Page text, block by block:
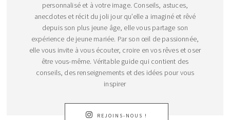
personnalisé et à votre image. Conseils, astuces,
anecdotes et récit du joli jour qu’elle a imaginé et rêvé
depuis son plus jeune âge, elle vous partage son
expérience de jeune mariée. Par son œil de passionnée,
elle vous invite à vous écouter, croire en vos rêves et oser
être vous-même. Véritable guide qui contient des
conseils, des renseignements et des idées pour vous
inspirer
REJOINS-NOUS !